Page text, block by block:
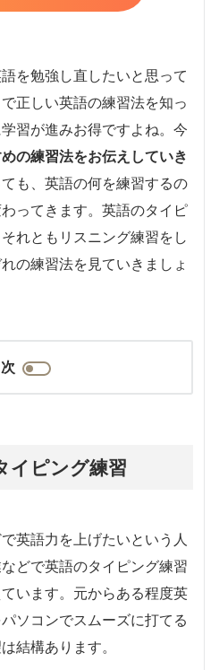
を勉強し直したいと思って
正しい英語の練習法を知っ
習が進みお得ですよね。今
の練習法をお伝えしていき
も、英語の何を練習するの
ってきます。英語のタイピ
れともリスニング練習をし
の練習法を見ていきましょ
イピング練習
英語力を上げたいという人
どで英語のタイピング練習
います。元からある程度英
ソコンでスムーズに打てる
結構あります。